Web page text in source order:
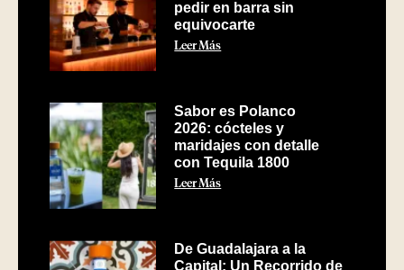
pedir en barra sin
equivocarte
Leer Más
Sabor es Polanco
2026: cócteles y
maridajes con detalle
con Tequila 1800
Leer Más
De Guadalajara a la
Capital: Un Recorrido de